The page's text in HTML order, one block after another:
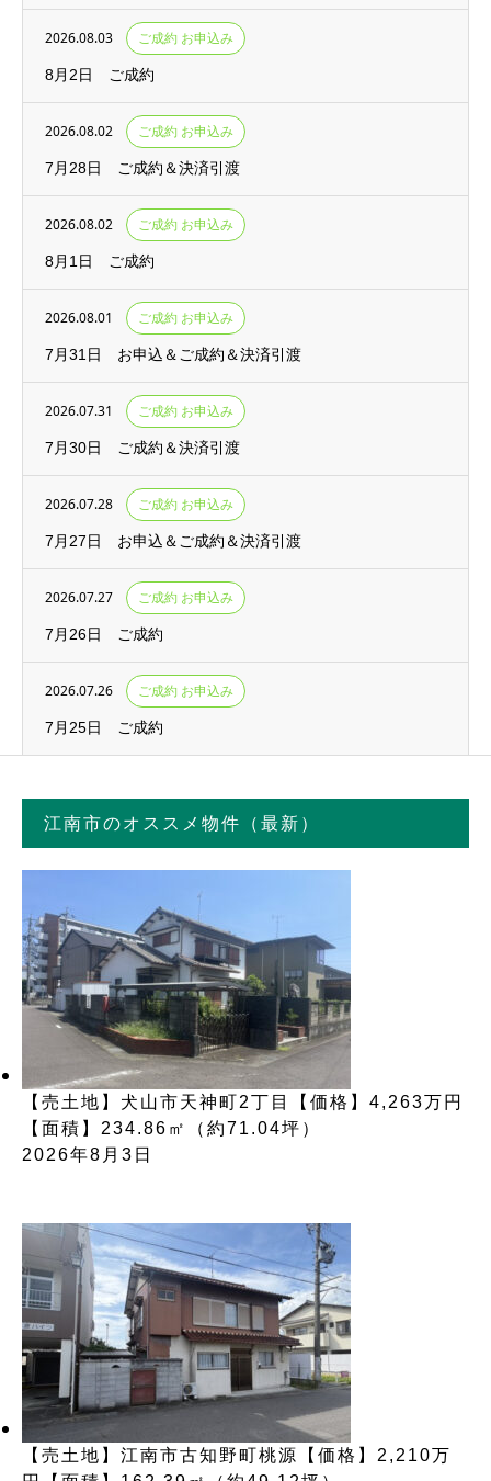
2026.08.03 ご成約 お申込み
8月2日 ご成約
2026.08.02 ご成約 お申込み
7月28日 ご成約＆決済引渡
2026.08.02 ご成約 お申込み
8月1日 ご成約
2026.08.01 ご成約 お申込み
7月31日 お申込＆ご成約＆決済引渡
2026.07.31 ご成約 お申込み
7月30日 ご成約＆決済引渡
2026.07.28 ご成約 お申込み
7月27日 お申込＆ご成約＆決済引渡
2026.07.27 ご成約 お申込み
7月26日 ご成約
2026.07.26 ご成約 お申込み
7月25日 ご成約
江南市のオススメ物件（最新）
【売土地】犬山市天神町2丁目【価格】4,263万円
【面積】234.86㎡（約71.04坪）
2026年8月3日
【売土地】江南市古知野町桃源【価格】2,210万